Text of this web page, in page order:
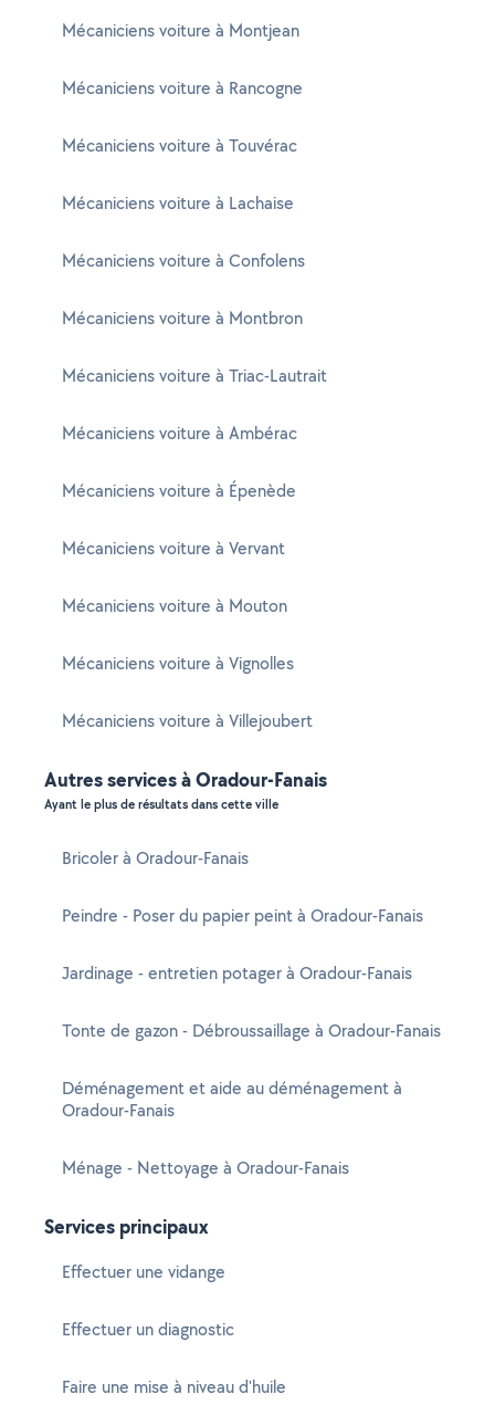
Mécaniciens voiture à Montjean
Mécaniciens voiture à Rancogne
Mécaniciens voiture à Touvérac
Mécaniciens voiture à Lachaise
Mécaniciens voiture à Confolens
Mécaniciens voiture à Montbron
Mécaniciens voiture à Triac-Lautrait
Mécaniciens voiture à Ambérac
Mécaniciens voiture à Épenède
Mécaniciens voiture à Vervant
Mécaniciens voiture à Mouton
Mécaniciens voiture à Vignolles
Mécaniciens voiture à Villejoubert
Autres services à Oradour-Fanais
Ayant le plus de résultats dans cette ville
Bricoler à Oradour-Fanais
Peindre - Poser du papier peint à Oradour-Fanais
Jardinage - entretien potager à Oradour-Fanais
Tonte de gazon - Débroussaillage à Oradour-Fanais
Déménagement et aide au déménagement à
Oradour-Fanais
Ménage - Nettoyage à Oradour-Fanais
Services principaux
Effectuer une vidange
Effectuer un diagnostic
Faire une mise à niveau d'huile